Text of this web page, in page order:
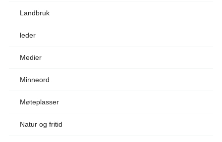
Landbruk
leder
Medier
Minneord
Møteplasser
Natur og fritid